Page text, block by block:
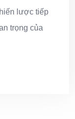
lược tiếp
trọng của